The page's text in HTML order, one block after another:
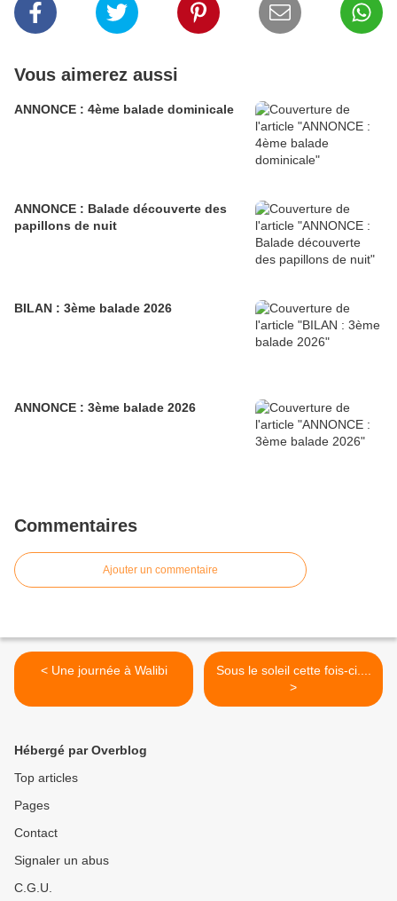
Vous aimerez aussi
ANNONCE : 4ème balade dominicale
ANNONCE : Balade découverte des
papillons de nuit
BILAN : 3ème balade 2026
ANNONCE : 3ème balade 2026
Commentaires
Ajouter un commentaire
< Une journée à Walibi
Sous le soleil cette fois-ci....
>
Hébergé par Overblog
Top articles
Pages
Contact
Signaler un abus
C.G.U.